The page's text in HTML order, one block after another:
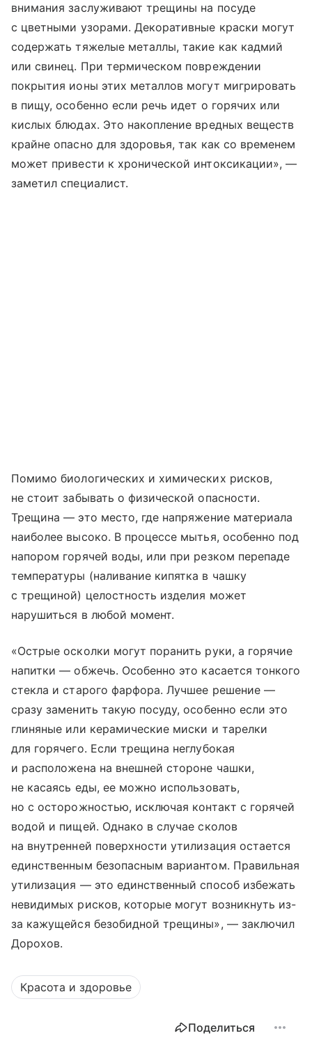
внимания заслуживают трещины на посуде
с цветными узорами. Декоративные краски могут
содержать тяжелые металлы, такие как кадмий
или свинец. При термическом повреждении
покрытия ионы этих металлов могут мигрировать
в пищу, особенно если речь идет о горячих или
кислых блюдах. Это накопление вредных веществ
крайне опасно для здоровья, так как со временем
может привести к хронической интоксикации», —
заметил специалист.
Помимо биологических и химических рисков,
не стоит забывать о физической опасности.
Трещина — это место, где напряжение материала
наиболее высоко. В процессе мытья, особенно под
напором горячей воды, или при резком перепаде
температуры (наливание кипятка в чашку
с трещиной) целостность изделия может
нарушиться в любой момент.
«Острые осколки могут поранить руки, а горячие
напитки — обжечь. Особенно это касается тонкого
стекла и старого фарфора. Лучшее решение —
сразу заменить такую посуду, особенно если это
глиняные или керамические миски и тарелки
для горячего. Если трещина неглубокая
и расположена на внешней стороне чашки,
не касаясь еды, ее можно использовать,
но с осторожностью, исключая контакт с горячей
водой и пищей. Однако в случае сколов
на внутренней поверхности утилизация остается
единственным безопасным вариантом. Правильная
утилизация — это единственный способ избежать
невидимых рисков, которые могут возникнуть из-
за кажущейся безобидной трещины», — заключил
Дорохов.
Красота и здоровье
Поделиться